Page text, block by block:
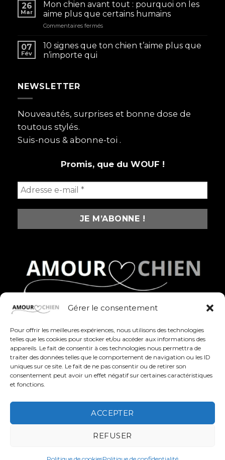
Gérer le consentement
Pour offrir les meilleures expériences, nous utilisons des technologies
telles que les cookies pour stocker et/ou accéder aux informations des
appareils. Le fait de consentir à ces technologies nous permettra de
traiter des données telles que le comportement de navigation ou les ID
uniques sur ce site. Le fait de ne pas consentir ou de retirer son
consentement peut avoir un effet négatif sur certaines caractéristiques
et fonctions.
ACCEPTER
REFUSER
26
Mar
Mon chien avant tout : pourquoi on les
aime plus que certains humains
Commentaires ferméssur
avant
que
humains
07
Fév
10 signes que ton chien t’aime plus que
n’importe qui
NEWSLETTER
Nouveautés, surprises et bonne dose de
toutous stylés.
Suis-nous & abonne-toi .
Promis, que du WOUF !
Des produits fun, stylés et pleins d’amour pour
célébrer nos compagnons à quatre pattes au
quotidien